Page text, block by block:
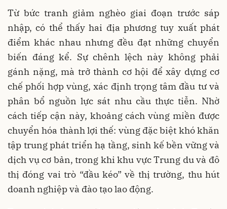
Từ bức tranh giảm nghèo giai đoạn trước sáp
nhập, có thể thấy hai địa phương tuy xuất phát
điểm khác nhau nhưng đều đạt những chuyển
biến đáng kể. Sự chênh lệch này không phải
gánh nặng, mà trở thành cơ hội để xây dựng cơ
chế phối hợp vùng, xác định trọng tâm đầu tư và
phân bổ nguồn lực sát nhu cầu thực tiễn. Nhờ
cách tiếp cận này, khoảng cách vùng miền được
chuyển hóa thành lợi thế: vùng đặc biệt khó khăn
tập trung phát triển hạ tầng, sinh kế bền vững và
dịch vụ cơ bản, trong khi khu vực Trung du và đô
thị đóng vai trò “đầu kéo” về thị trường, thu hút
doanh nghiệp và đào tạo lao động.